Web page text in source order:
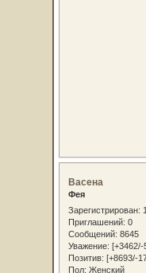
Васена
Фея
Зарегистрирован:
Приглашений: 0
Сообщений: 8645
Уважение: [+3462/-
Позитив: [+8693/-
Пол: Женский